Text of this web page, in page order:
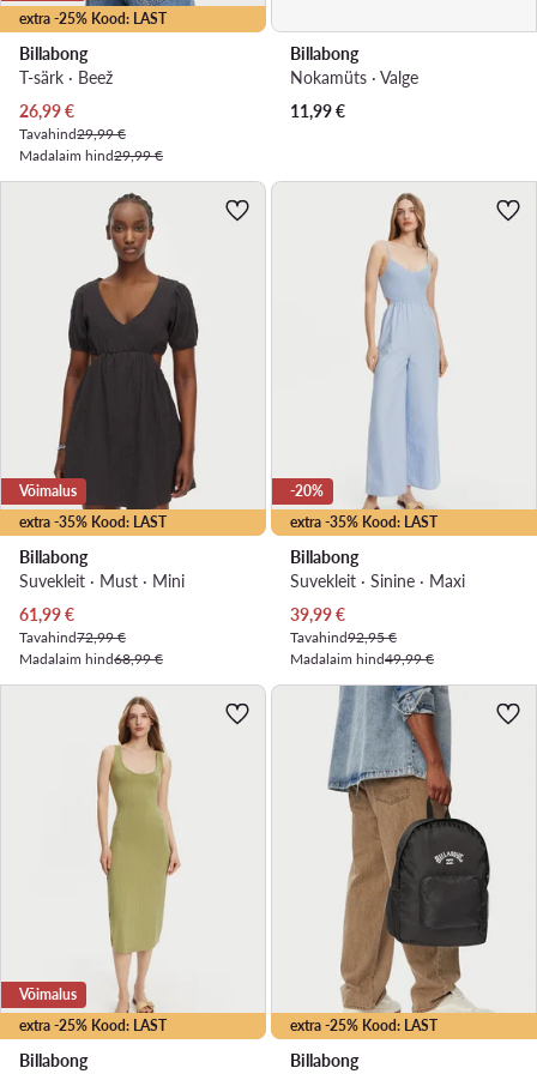
extra -25% Kood: LAST
Billabong
T-särk · Beež
Praegune hind
26,99€
Tavahind29,99 €
Madalaim hind29,99 €
Billabong
Nokamüts · Valge
11,99€
extra -35% Kood: LAST
Võimalus
Billabong
Suvekleit · Must · Mini
Praegune hind
61,99€
Tavahind72,99 €
Madalaim hind68,99 €
extra -35% Kood: LAST
-20%
Billabong
Suvekleit · Sinine · Maxi
Praegune hind
39,99€
Tavahind92,95 €
Madalaim hind49,99 €
extra -25% Kood: LAST
Võimalus
Billabong
extra -25% Kood: LAST
Billabong